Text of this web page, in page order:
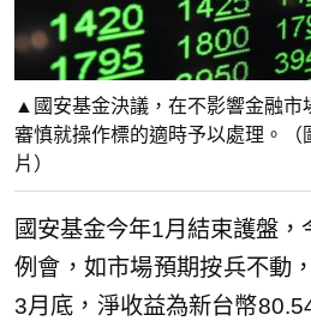
▲國安基金決議，在不影響金融市
審慎就操作標的適時予以處理。（
片）
國安基金今年1月結束護盤
例會，如市場預期按兵不動
3月底，淨收益為新台幣